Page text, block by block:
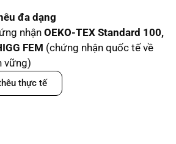
đa dạng
nhận OEKO-TEX Standard 100,
FEM (chứng nhận quốc tế về
vững)
thực tế